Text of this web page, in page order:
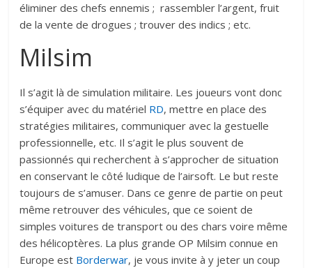
éliminer des chefs ennemis ; rassembler l’argent, fruit
de la vente de drogues ; trouver des indics ; etc.
Milsim
Il s’agit là de simulation militaire. Les joueurs vont donc
s’équiper avec du matériel RD, mettre en place des
stratégies militaires, communiquer avec la gestuelle
professionnelle, etc. Il s’agit le plus souvent de
passionnés qui recherchent à s’approcher de situation
en conservant le côté ludique de l’airsoft. Le but reste
toujours de s’amuser. Dans ce genre de partie on peut
même retrouver des véhicules, que ce soient de
simples voitures de transport ou des chars voire même
des hélicoptères. La plus grande OP Milsim connue en
Europe est Borderwar, je vous invite à y jeter un coup